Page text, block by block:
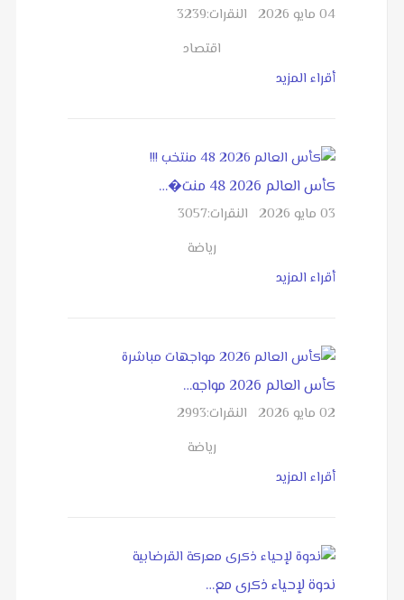
04 مايو 2026 النقرات:3239
اقتصاد
أقراء المزيد
كأس العالم 2026 48 منت�…
03 مايو 2026 النقرات:3057
رياضة
أقراء المزيد
كأس العالم 2026 مواجه…
02 مايو 2026 النقرات:2993
رياضة
أقراء المزيد
ندوة لإحياء ذكرى مع…